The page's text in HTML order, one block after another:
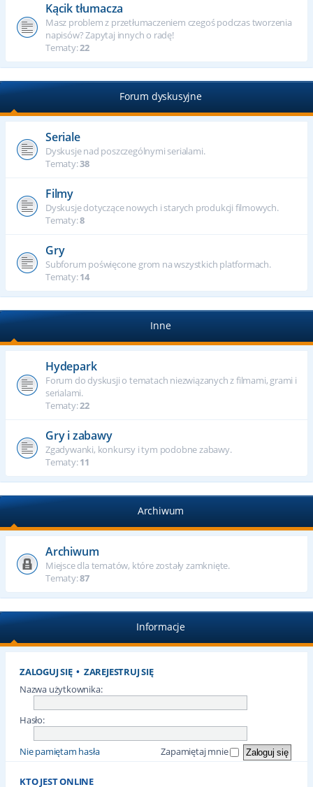
Kącik tłumacza
Masz problem z przetłumaczeniem czegoś podczas tworzenia
napisów? Zapytaj innych o radę!
Tematy:22
Forum dyskusyjne
Seriale
Dyskusje nad poszczególnymi serialami.
Tematy:38
Filmy
Dyskusje dotyczące nowych i starych produkcji filmowych.
Tematy:8
Gry
Subforum poświęcone grom na wszystkich platformach.
Tematy:14
Inne
Hydepark
Forum do dyskusji o tematach niezwiązanych z filmami, grami i
serialami.
Tematy:22
Gry i zabawy
Zgadywanki, konkursy i tym podobne zabawy.
Tematy:11
Archiwum
Archiwum
Miejsce dla tematów, które zostały zamknięte.
Tematy:87
Informacje
ZALOGUJ SIĘ• ZAREJESTRUJ SIĘ
Nazwa użytkownika:
Hasło:
Nie pamiętam hasła Zapamiętaj mnie
KTO JEST ONLINE